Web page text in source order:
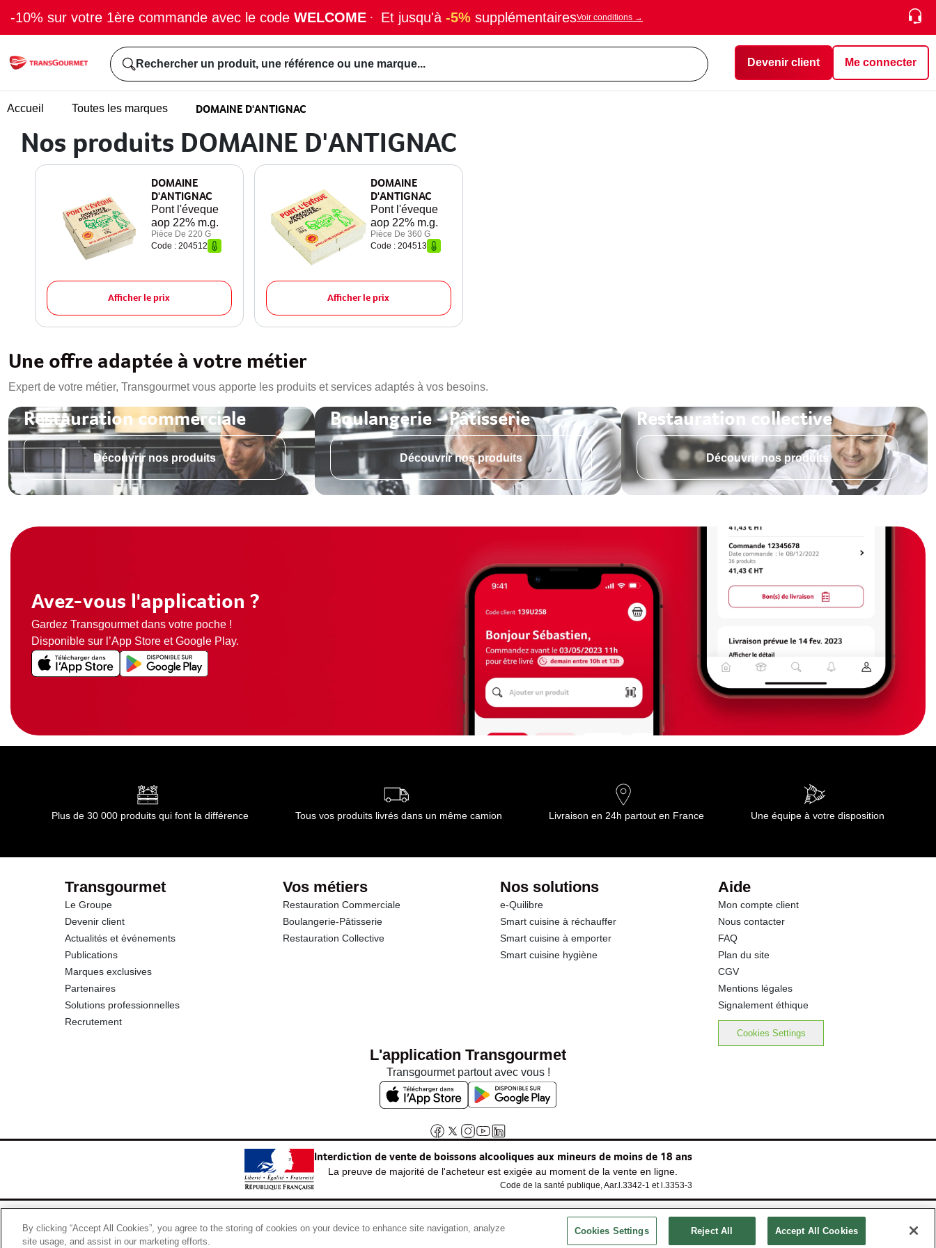
-10% sur votre 1ère commande avec le code WELCOME · Et jusqu'à -5% supplémentairesVoir conditions →
Rechercher un produit, une référence ou une marque... Devenir client Me connecter
Accueil Toutes les marques DOMAINE D'ANTIGNAC
Nos produits DOMAINE D'ANTIGNAC
DOMAINE
D'ANTIGNAC
Pont l'éveque
aop 22% m.g.
Pièce De 220 G
Code : 204512
Afficher le prix
DOMAINE
D'ANTIGNAC
Pont l'éveque
aop 22% m.g.
Pièce De 360 G
Code : 204513
Afficher le prix
Une offre adaptée à votre métier
Expert de votre métier, Transgourmet vous apporte les produits et services adaptés à vos besoins.
Restauration commerciale
Découvrir nos produits
Boulangerie - Pâtisserie
Découvrir nos produits
Restauration collective
Découvrir nos produits
Avez-vous l'application ?
Gardez Transgourmet dans votre poche !
Disponible sur l’App Store et Google Play.
Plus de 30 000 produits qui font la différence Tous vos produits livrés dans un même camion Livraison en 24h partout en France Une équipe à votre disposition
Transgourmet
Le Groupe
Devenir client
Actualités et événements
Publications
Marques exclusives
Partenaires
Solutions professionnelles
Recrutement
Vos métiers
Restauration Commerciale
Boulangerie-Pâtisserie
Restauration Collective
Nos solutions
e-Quilibre
Smart cuisine à réchauffer
Smart cuisine à emporter
Smart cuisine hygiène
Aide
Mon compte client
Nous contacter
FAQ
Plan du site
CGV
Mentions légales
Signalement éthique
Cookies Settings
L'application Transgourmet
Transgourmet partout avec vous !
Interdiction de vente de boissons alcooliques aux mineurs de moins de 18 ans
La preuve de majorité de l'acheteur est exigée au moment de la vente en ligne.
Code de la santé publique, Aar.l.3342-1 et l.3353-3
© Tous droits réservés
By clicking “Accept All Cookies”, you agree to the storing of cookies on your device to enhance site navigation, analyze
site usage, and assist in our marketing efforts.
Cookies Settings Reject All Accept All Cookies